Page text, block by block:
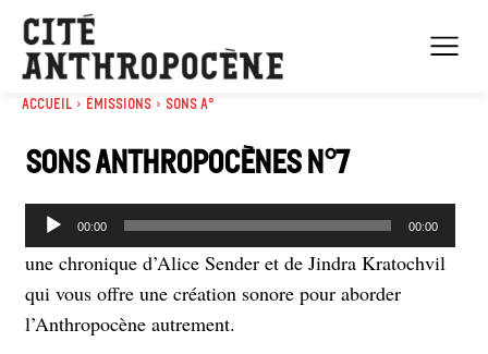
Accueil Émissions Sons A°
Sons Anthropocènes n°7
e
c
t
e
00:00 00:00
une chronique d’Alice Sender et de Jindra Kratochvil
qui vous offre une création sonore pour aborder
l’Anthropocène autrement.